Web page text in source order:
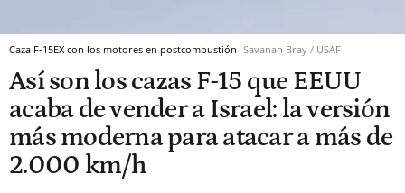
Caza F-15EX con los motores en postcombustión Savanah Bray / USAF
Así son los cazas F-15 que EEUU
acaba de vender a Israel: la versión
más moderna para atacar a más de
2.000 km/h